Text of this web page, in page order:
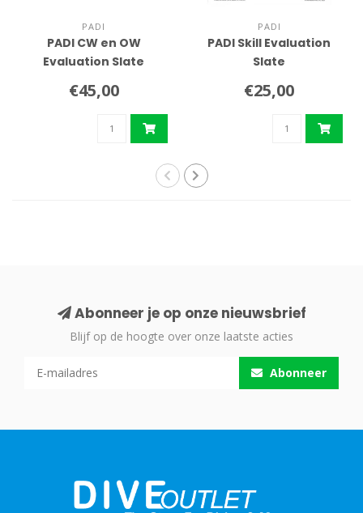
PADI
PADI CW en OW
Evaluation Slate
€45,00
PADI
PADI Skill Evaluation
Slate
€25,00
Abonneer je op onze nieuwsbrief
Blijf op de hoogte over onze laatste acties
Abonneer